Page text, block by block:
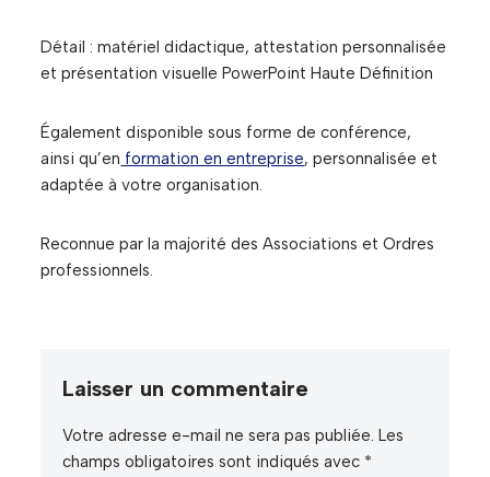
Détail : matériel didactique, attestation personnalisée
et présentation visuelle PowerPoint Haute Définition
Également disponible sous forme de conférence,
ainsi qu’en formation en entreprise, personnalisée et
adaptée à votre organisation.
Reconnue par la majorité des Associations et Ordres
professionnels.
Laisser un commentaire
Votre adresse e-mail ne sera pas publiée. Les
champs obligatoires sont indiqués avec *